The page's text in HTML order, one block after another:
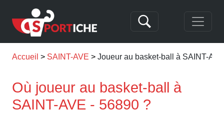
Accueil SAINT-AVE Joueur au basket-ball à SAINT-AVE
Où joueur au basket-ball à
SAINT-AVE - 56890 ?